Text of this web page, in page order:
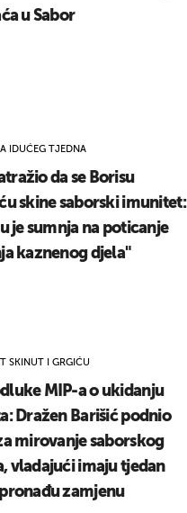
u Sabor
IDUĆEG TJEDNA
da se Borisu
skine saborski imunitet:
je sumnja na poticanje
kaznenog djela"
SKINUT I GRGIĆU
MIP-a o ukidanju
Dražen Barišić podnio
mirovanje saborskog
vladajući imaju tjedan
zamjenu